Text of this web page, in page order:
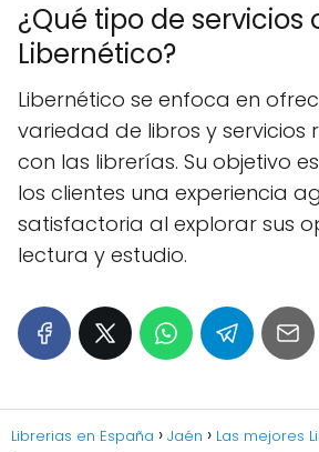
¿Qué tipo de servicios
Libernético?
Libernético se enfoca en
variedad de libros y servicios
con las librerías. Su objetivo
los clientes una experiencia
satisfactoria al explorar sus
lectura y estudio.
Librerias en España Jaén
Las mejores